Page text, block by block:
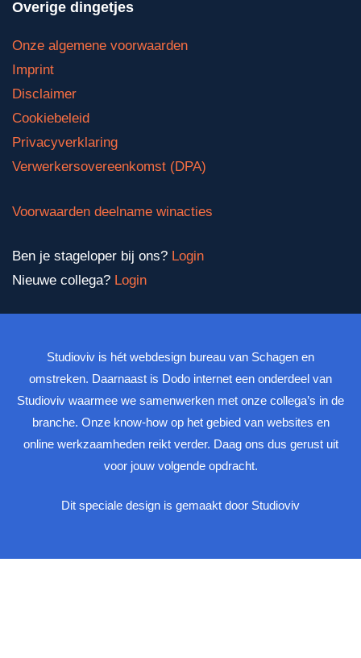
Overige dingetjes
Onze algemene voorwaarden
Imprint
Disclaimer
Cookiebeleid
Privacyverklaring
Verwerkersovereenkomst (DPA)
Voorwaarden deelname winacties
Ben je stageloper bij ons? Login
Nieuwe collega? Login
Studioviv is hét webdesign bureau van Schagen en
omstreken. Daarnaast is Dodo internet een onderdeel van
Studioviv waarmee we samenwerken met onze collega’s in de
branche. Onze know-how op het gebied van websites en
online werkzaamheden reikt verder. Daag ons dus gerust uit
voor jouw volgende opdracht.
Dit speciale design is gemaakt door Studioviv